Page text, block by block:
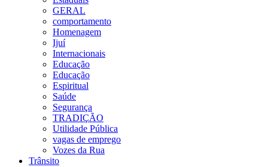
GERAL
comportamento
Homenagem
Ijuí
Internacionais
Educação
Educação
Espiritual
Saúde
Segurança
TRADIÇÃO
Utilidade Pública
vagas de emprego
Vozes da Rua
Trânsito